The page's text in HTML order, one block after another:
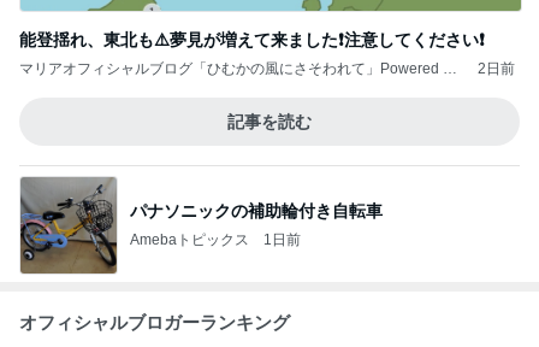
能登揺れ、東北も⚠️夢見が増えて来ました❗️注意してください❗️
マリアオフィシャルブログ「ひむかの風にさそわれて」Powered by
2日前
記事を読む
パナソニックの補助輪付き自転車
Amebaトピックス 1日前
オフィシャルブロガーランキング